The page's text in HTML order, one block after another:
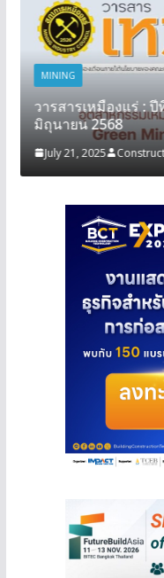
MINING
วารสารเหมืองแร่ :
มิถุนายน 2568
July 21, 2025